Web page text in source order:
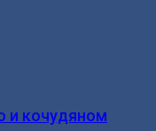
и кочудяном